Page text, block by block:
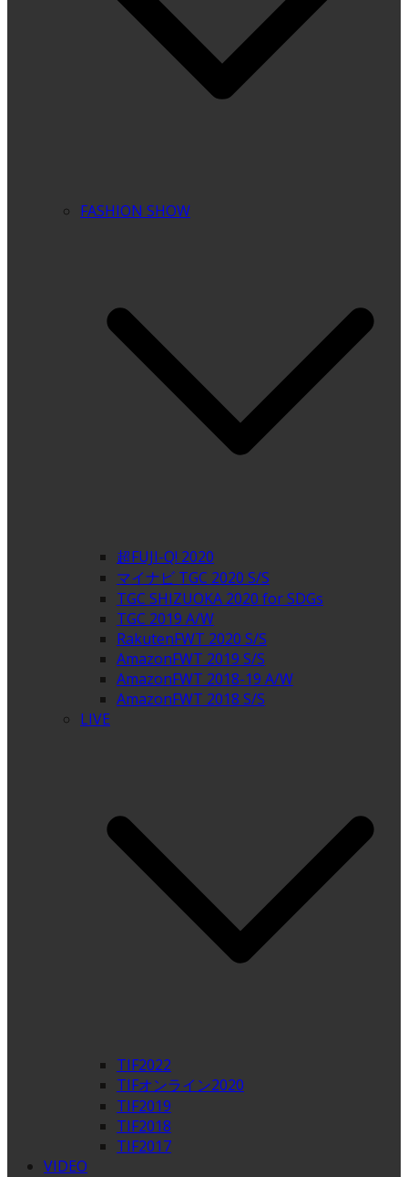
FASHION SHOW
超FUJI-Q! 2020
マイナビ TGC 2020 S/S
TGC SHIZUOKA 2020 for SDGs
TGC 2019 A/W
RakutenFWT 2020 S/S
AmazonFWT 2019 S/S
AmazonFWT 2018-19 A/W
AmazonFWT 2018 S/S
LIVE
TIF2022
TIFオンライン2020
TIF2019
TIF2018
TIF2017
VIDEO